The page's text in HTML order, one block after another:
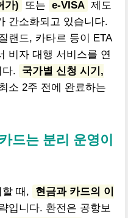
가) 또는 e-VISA 제도
간소화되고 있습니다.
랜드, 카타르 등이 ETA
비자 대행 서비스를 연
.
국가별 신청 시기,
소 2주 전에 완료하는
드는 분리 운영이
때,
현금과 카드의 이
입니다. 환전은 공항보